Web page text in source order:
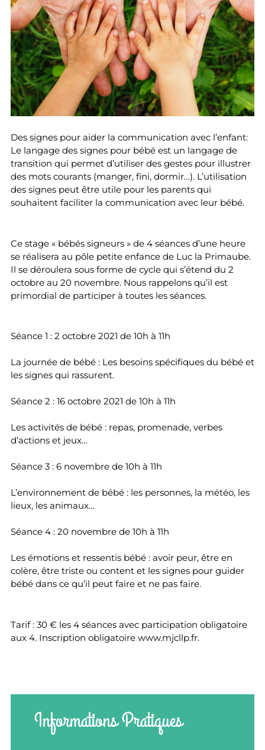
Des signes pour aider la communication avec l’enfant:
Le langage des signes pour bébé est un langage de
transition qui permet d’utiliser des gestes pour illustrer
des mots courants (manger, fini, dormir…). L’utilisation
des signes peut être utile pour les parents qui
souhaitent faciliter la communication avec leur bébé.
Ce stage « bébés signeurs » de 4 séances d’une heure
se réalisera au pôle petite enfance de Luc la Primaube.
Il se déroulera sous forme de cycle qui s’étend du 2
octobre au 20 novembre. Nous rappelons qu’il est
primordial de participer à toutes les séances.
Séance 1 : 2 octobre 2021 de 10h à 11h
La journée de bébé : Les besoins spécifiques du bébé et
les signes qui rassurent.
Séance 2 : 16 octobre 2021 de 10h à 11h
Les activités de bébé : repas, promenade, verbes
d’actions et jeux…
Séance 3 : 6 novembre de 10h à 11h
L’environnement de bébé : les personnes, la météo, les
lieux, les animaux…
Séance 4 : 20 novembre de 10h à 11h
Les émotions et ressentis bébé : avoir peur, être en
colère, être triste ou content et les signes pour guider
bébé dans ce qu’il peut faire et ne pas faire.
Tarif : 30 € les 4 séances avec participation obligatoire
aux 4. Inscription obligatoire www.mjcllp.fr.
Informations Pratiques